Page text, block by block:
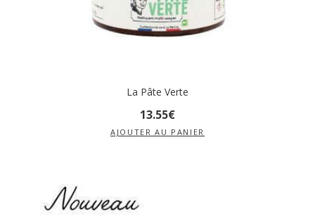
La Pâte Verte
13.55€
AJOUTER AU PANIER